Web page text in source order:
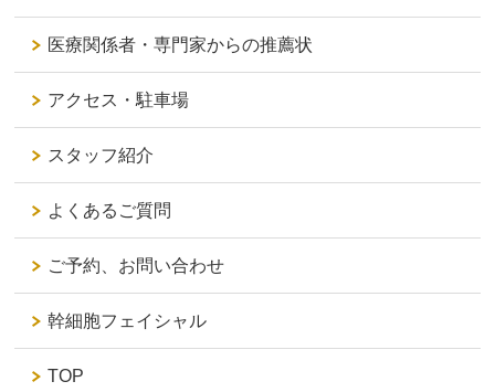
医療関係者・専門家からの推薦状
アクセス・駐車場
スタッフ紹介
よくあるご質問
ご予約、お問い合わせ
幹細胞フェイシャル
TOP